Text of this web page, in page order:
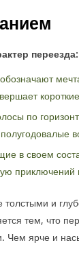
переезда:
по
в своем
приключений
и
тем, что
Чем ярче и